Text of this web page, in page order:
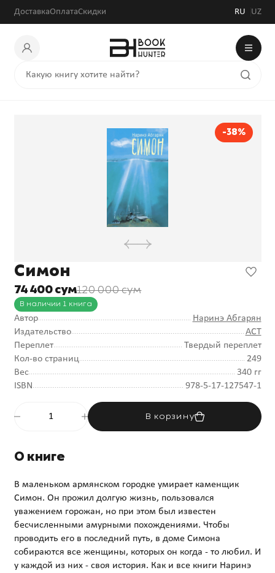
ДоставкаОплатаСкидки RU UZ
-38%
Симон
74 400 сум120 000 сум
В наличии 1 книга
Автор
Наринэ Абгарян
Издательство
АСТ
Переплет
Твердый переплет
Кол-во страниц
249
Вес
340 гг
ISBN
978-5-17-127547-1
В корзину
О книге
В маленьком армянском городке умирает каменщик
Симон. Он прожил долгую жизнь, пользовался
уважением горожан, но при этом был известен
бесчисленными амурными похождениями. Чтобы
проводить его в последний путь, в доме Симона
собираются все женщины, которых он когда - то любил. И
у каждой из них - своя история. Как и все книги Наринэ